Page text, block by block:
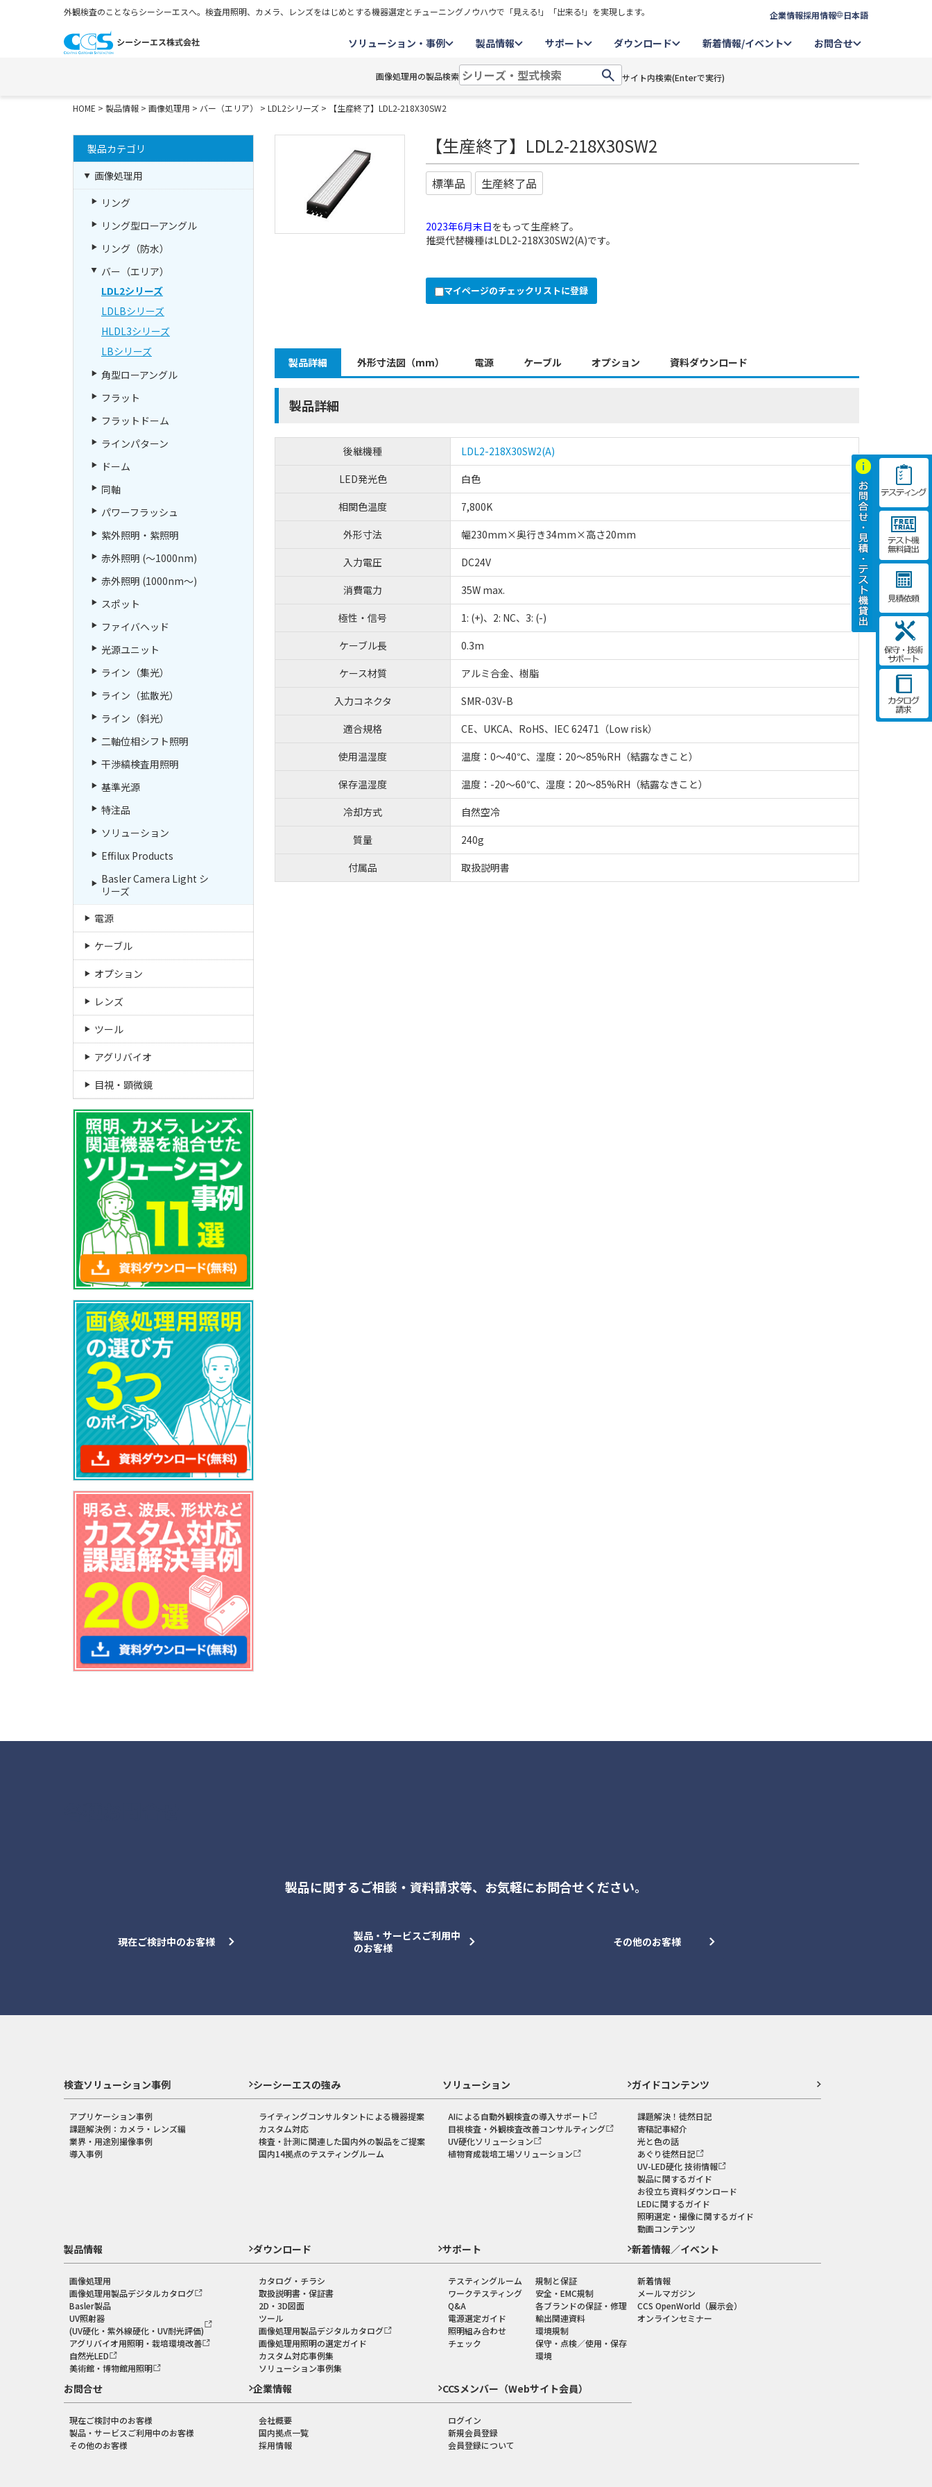
外観検査のことならシーシーエスへ。検査用照明、カメラ、レンズをはじめとする機器選定とチューニングノウハウで「見える!」「出来る!」を実現します。 企業情報採用情報 日本語
ソリューション・事例 製品情報 サポート ダウンロード 新着情報/イベント お問合せ
画像処理用の製品検索 サイト内検索(Enterで実行)
HOME > 製品情報 > 画像処理用 > バー（エリア） > LDL2シリーズ > 【生産終了】LDL2-218X30SW2
【生産終了】LDL2-218X30SW2
標準品 生産終了品
2023年6月末日をもって生産終了。
推奨代替機種はLDL2-218X30SW2(A)です。
マイページのチェックリストに登録
製品詳細 外形寸法図（mm） 電源 ケーブル オプション 資料ダウンロード
製品詳細
後継機種
LDL2-218X30SW2(A)
LED発光色
白色
相関色温度
7,800K
外形寸法
幅230mm×奥行き34mm×高さ20mm
入力電圧
DC24V
消費電力
35W max.
極性・信号
1: (+)、2: NC、3: (-)
ケーブル長
0.3m
ケース材質
アルミ合金、樹脂
入力コネクタ
SMR-03V-B
適合規格
CE、UKCA、RoHS、IEC 62471（Low risk）
使用温湿度
温度：0～40℃、湿度：20～85%RH（結露なきこと）
保存温湿度
温度：-20～60℃、湿度：20～85%RH（結露なきこと）
冷却方式
自然空冷
質量
240g
付属品
取扱説明書
製品カテゴリ
画像処理用
リング
リング型ローアングル
リング（防水）
バー（エリア）
LDL2シリーズ
LDLBシリーズ
HLDL3シリーズ
LBシリーズ
角型ローアングル
フラット
フラットドーム
ラインパターン
ドーム
同軸
パワーフラッシュ
紫外照明・紫照明
赤外照明 (～1000nm)
赤外照明 (1000nm～)
スポット
ファイバヘッド
光源ユニット
ライン（集光）
ライン（拡散光）
ライン（斜光）
二軸位相シフト照明
干渉縞検査用照明
基準光源
特注品
ソリューション
Effilux Products
Basler Camera Light シ
リーズ
電源
ケーブル
オプション
レンズ
ツール
アグリバイオ
目視・顕微鏡
製品に関するご相談・資料請求等、 お気軽にお問合せください。
現在ご検討中のお客様
製品・サービスご利用中
のお客様
その他のお客様
検査ソリューション事例
アプリケーション事例
課題解決例：カメラ・レンズ編
業界・用途別撮像事例
導入事例
シーシーエスの強み
ライティングコンサルタントによる機器提案
カスタム対応
検査・計測に関連した国内外の製品をご提案
国内14拠点のテスティングルーム
ソリューション
AIによる自動外観検査の導入サポート
目視検査・外観検査改善コンサルティング
UV硬化ソリューション
植物育成栽培工場ソリューション
ガイドコンテンツ
課題解決！徒然日記
寄稿記事紹介
光と色の話
あぐり徒然日記
UV-LED硬化 技術情報
製品に関するガイド
お役立ち資料ダウンロード
LEDに関するガイド
照明選定・撮像に関するガイド
動画コンテンツ
製品情報
画像処理用
画像処理用製品デジタルカタログ
Basler製品
UV照射器
(UV硬化・紫外線硬化・UV耐光評価)
アグリバイオ用照明・栽培環境改善
自然光LED
美術館・博物館用照明
ダウンロード
カタログ・チラシ
取扱説明書・保証書
2D・3D図面
ツール
画像処理用製品デジタルカタログ
画像処理用照明の選定ガイド
カスタム対応事例集
ソリューション事例集
サポート
テスティングルーム
ワークテスティング
Q&A
電源選定ガイド
照明組み合わせ
チェック
規制と保証
安全・EMC規制
各ブランドの保証・修理
輸出関連資料
環境規制
保守・点検／使用・保存
環境
新着情報／イベント
新着情報
メールマガジン
CCS OpenWorld（展示会）
オンラインセミナー
お問合せ
現在ご検討中のお客様
製品・サービスご利用中のお客様
その他のお客様
企業情報
会社概要
国内拠点一覧
採用情報
CCSメンバー（Webサイト会員）
ログイン
新規会員登録
会員登録について